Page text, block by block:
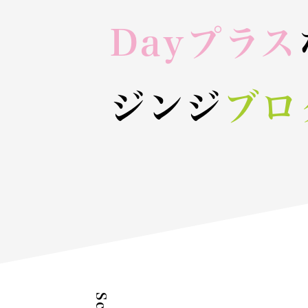
Dayプラス
ジンジ ブ